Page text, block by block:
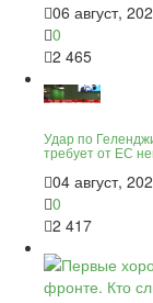
06 август,
0
2 465
Удар по
требует от ЕС
04 август,
0
2 417